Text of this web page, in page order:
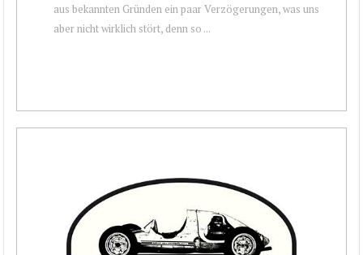
aus bekannten Gründen ein paar Verzögerungen, was uns
aber nicht wirklich stört, denn so ...